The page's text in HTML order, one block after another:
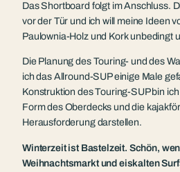
Das Shortboard folgt im Anschluss.
vor der Tür und ich will meine Ideen
Paulownia-Holz und Kork unbedingt
Die Planung des Touring- und des
ich das Allround-SUP einige Male
Konstruktion des Touring-SUP bin
Form des Oberdecks und die
Herausforderung darstellen.
Winterzeit ist Bastelzeit. Schön,
Weihnachtsmarkt und eiskalten